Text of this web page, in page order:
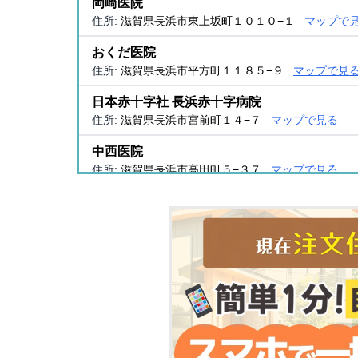
岡崎医院
住所: 滋賀県長浜市東上坂町１０１０−１ マップで
おくだ医院
住所: 滋賀県長浜市平方町１１８５−９ マップで見
日本赤十字社 長浜赤十字病院
住所: 滋賀県長浜市宮前町１４−７ マップで見る
中西医院
住所:滋賀県長浜市高田町５−３７ マップで見る
滋賀県長浜市曽根町１２２５ マップで見る
滋賀県長浜市大宮町５−２４ マップで見る
滋賀県長浜市加田町１８３９ マップで見る